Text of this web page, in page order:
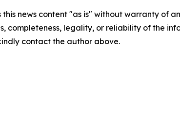
this news content "as is" without warranty of
completeness, legality, or reliability of the
contact the author above.